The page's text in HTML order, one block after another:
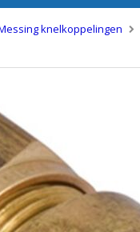
knelkoppelingen